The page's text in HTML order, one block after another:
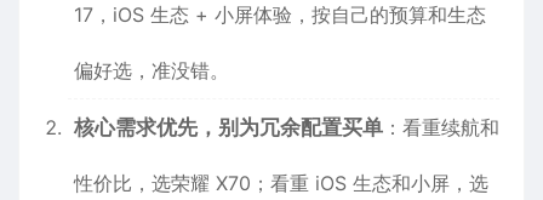
17，iOS 生态 + 小屏体验，按自己的预算和生态
偏好选，准没错。
核心需求优先，别为冗余配置买单 ：看重续航和
性价比，选荣耀 X70；看重 iOS 生态和小屏，选